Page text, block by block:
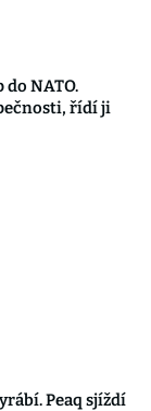
NATO.
řídí ji
Peaq sjíždí